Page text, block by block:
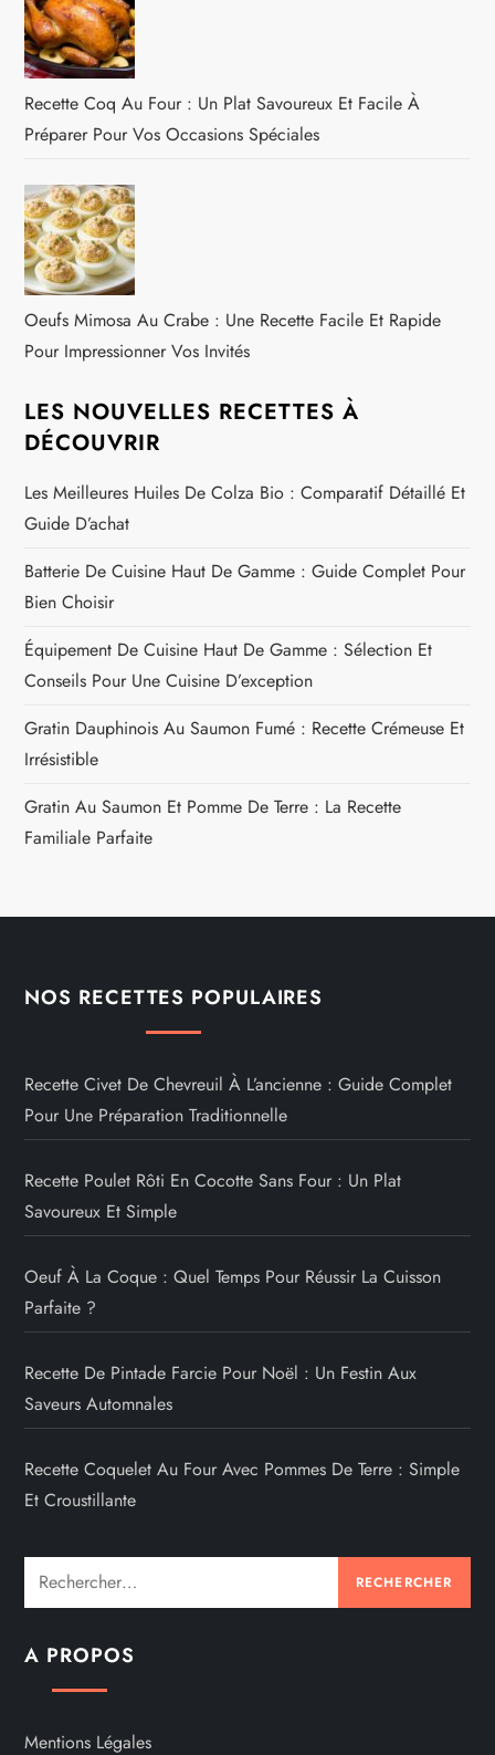
Recette Coq Au Four : Un Plat Savoureux Et Facile À
Préparer Pour Vos Occasions Spéciales
Oeufs Mimosa Au Crabe : Une Recette Facile Et Rapide
Pour Impressionner Vos Invités
LES NOUVELLES RECETTES À
DÉCOUVRIR
Les Meilleures Huiles De Colza Bio : Comparatif Détaillé Et
Guide D’achat
Batterie De Cuisine Haut De Gamme : Guide Complet Pour
Bien Choisir
Équipement De Cuisine Haut De Gamme : Sélection Et
Conseils Pour Une Cuisine D’exception
Gratin Dauphinois Au Saumon Fumé : Recette Crémeuse Et
Irrésistible
Gratin Au Saumon Et Pomme De Terre : La Recette
Familiale Parfaite
NOS RECETTES POPULAIRES
Recette Civet De Chevreuil À L’ancienne : Guide Complet
Pour Une Préparation Traditionnelle
Recette Poulet Rôti En Cocotte Sans Four : Un Plat
Savoureux Et Simple
Oeuf À La Coque : Quel Temps Pour Réussir La Cuisson
Parfaite ?
Recette De Pintade Farcie Pour Noël : Un Festin Aux
Saveurs Automnales
Recette Coquelet Au Four Avec Pommes De Terre : Simple
Et Croustillante
Rechercher :
A PROPOS
Mentions Légales